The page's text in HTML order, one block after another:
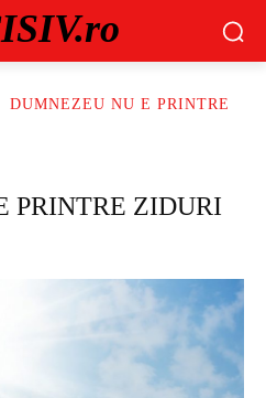
DUMNEZEU NU E PRINTRE
PRINTRE ZIDURI